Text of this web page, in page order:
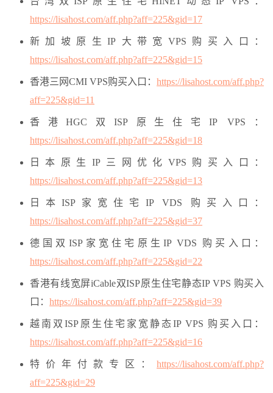
https://lisahost.com/aff.php?aff=225&gid=17
新加坡原生IP大带宽VPS购买入口：
https://lisahost.com/aff.php?aff=225&gid=15
香港三网CMI VPS购买入口： https://lisahost.com/aff.php?
aff=225&gid=11
香港HGC双ISP原生住宅IP VPS：
https://lisahost.com/aff.php?aff=225&gid=18
日本原生IP三网优化VPS购买入口：
https://lisahost.com/aff.php?aff=225&gid=13
日本ISP家宽住宅IP VDS 购买入口：
https://lisahost.com/aff.php?aff=225&gid=37
德国双ISP家宽住宅原生IP VDS 购买入口：
https://lisahost.com/aff.php?aff=225&gid=22
香港有线宽屏iCable双ISP原生住宅静态IP VPS 购买入
口： https://lisahost.com/aff.php?aff=225&gid=39
越南双ISP原生住宅家宽静态IP VPS 购买入口：
https://lisahost.com/aff.php?aff=225&gid=16
特价年付款专区： https://lisahost.com/aff.php?
aff=225&gid=29